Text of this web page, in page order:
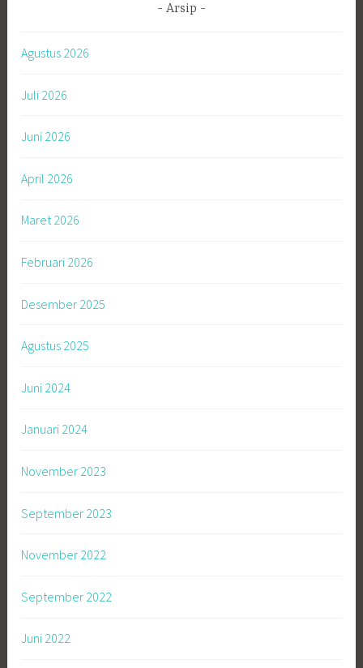
Arsip
Agustus 2026
Juli 2026
Juni 2026
April 2026
Maret 2026
Februari 2026
Desember 2025
Agustus 2025
Juni 2024
Januari 2024
November 2023
September 2023
November 2022
September 2022
Juni 2022